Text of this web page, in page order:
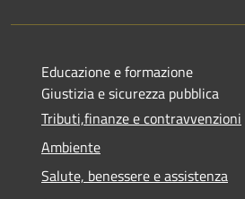
Educazione e formazione
Giustizia e sicurezza pubblica
Tributi,finanze e contravvenzioni
Ambiente
Salute, benessere e assistenza